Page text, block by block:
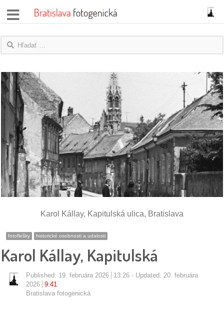
správy
názory
blogy
rozhovory
fotky
protesty
Historický
zákony
Karol Kállay, Kapitulská ulica, Bratislava
fotoflešky historické osobnosti a udalosti
Karol Kállay, Kapitulská
Published: 19. februára 2026 13:26
Updated: 20. februára
2026 9:41
Bratislava fotogenická